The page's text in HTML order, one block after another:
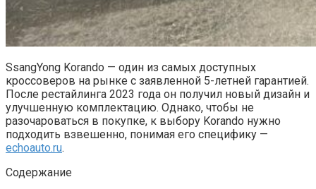
SsangYong Korando — один из самых доступных
кроссоверов на рынке с заявленной 5-летней гарантией.
После рестайлинга 2023 года он получил новый дизайн и
улучшенную комплектацию. Однако, чтобы не
разочароваться в покупке, к выбору Korando нужно
подходить взвешенно, понимая его специфику —
echoauto.ru.
Содержание